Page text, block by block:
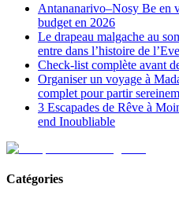
Antananarivo–Nosy Be en
budget en 2026
Le drapeau malgache au
entre dans l’histoire de
Check-list complète avant
Organiser un voyage à
complet pour partir
3 Escapades de Rêve à
end Inoubliable
Catégories